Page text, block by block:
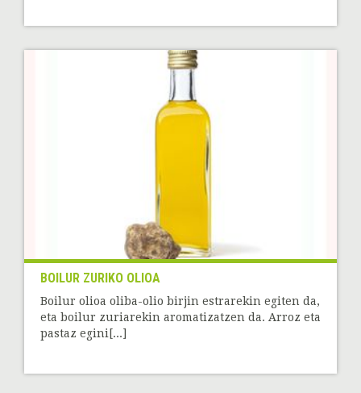
BOILUR ZURIKO OLIOA
Boilur olioa oliba-olio birjin estrarekin egiten da,
eta boilur zuriarekin aromatizatzen da. Arroz eta
pastaz egini[...]